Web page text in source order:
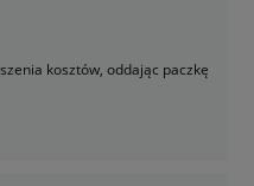
kosztów, oddając paczkę